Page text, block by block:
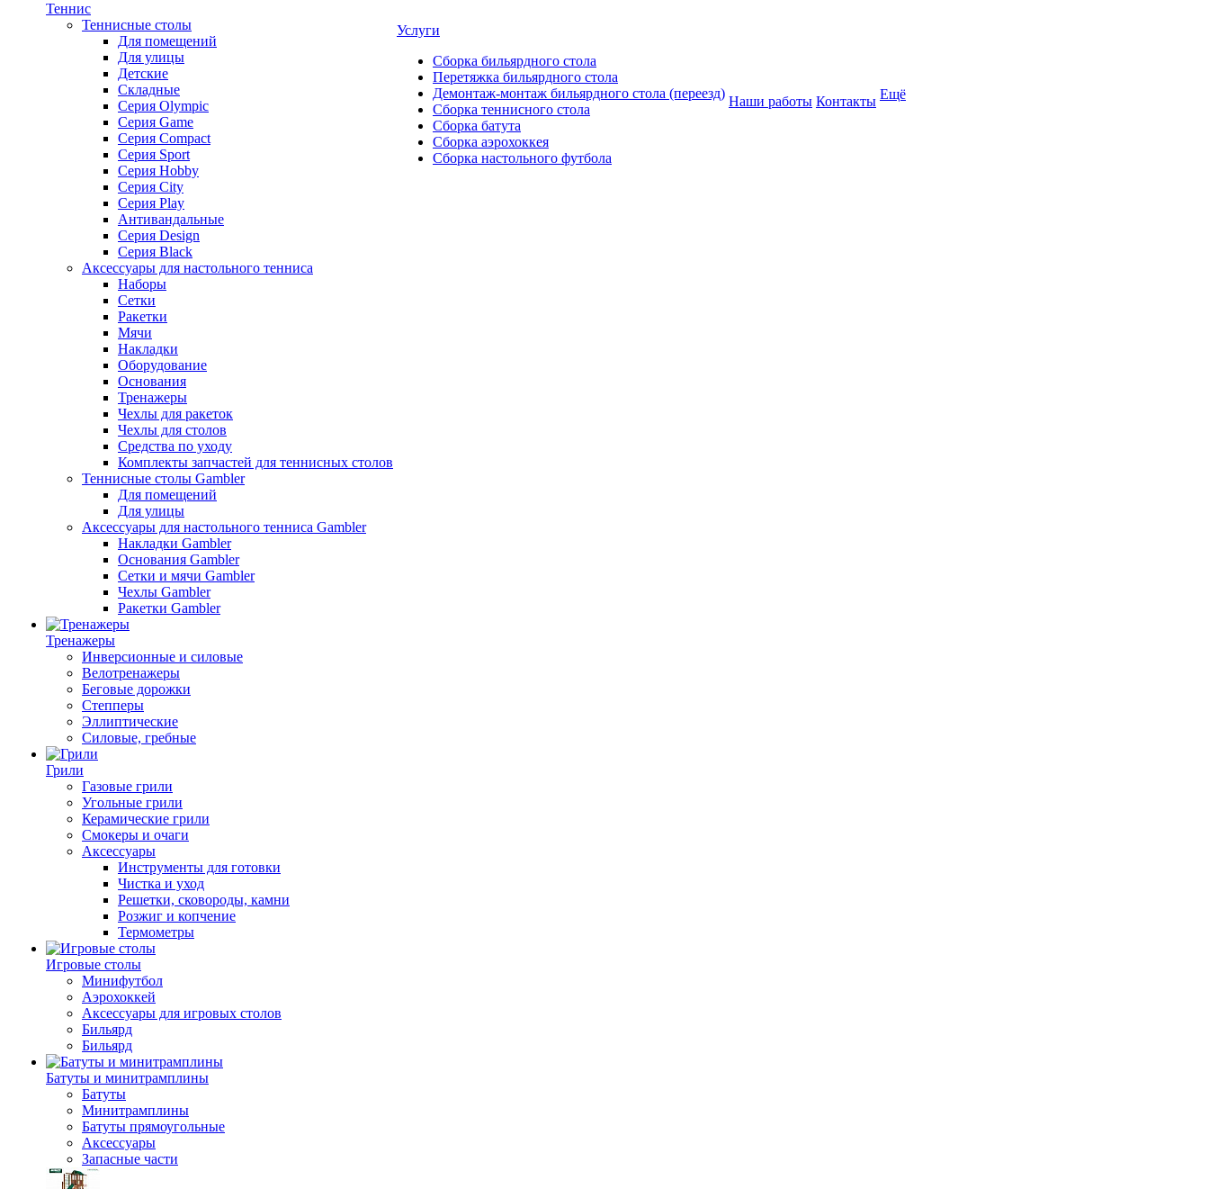
Теннис
Теннисные столы
Для помещений
Для улицы
Детские
Складные
Серия Olympic
Серия Game
Серия Compact
Серия Sport
Серия Hobby
Серия City
Серия Play
Антивандальные
Серия Design
Серия Black
Аксессуары для настольного тенниса
Наборы
Сетки
Ракетки
Мячи
Накладки
Оборудование
Основания
Тренажеры
Чехлы для ракеток
Чехлы для столов
Средства по уходу
Комплекты запчастей для теннисных столов
Теннисные столы Gambler
Для помещений
Для улицы
Аксессуары для настольного тенниса Gambler
Накладки Gambler
Основания Gambler
Сетки и мячи Gambler
Чехлы Gambler
Ракетки Gambler
Тренажеры
Инверсионные и силовые
Велотренажеры
Беговые дорожки
Степперы
Эллиптические
Силовые, гребные
Грили
Газовые грили
Угольные грили
Керамические грили
Смокеры и очаги
Аксессуары
Инструменты для готовки
Чистка и уход
Решетки, сковороды, камни
Розжиг и копчение
Термометры
Игровые столы
Минифутбол
Аэрохоккей
Аксессуары для игровых столов
Бильяpд
Бильяpд
Батуты и минитрамплины
Батуты
Минитрамплины
Батуты прямоугольные
Аксессуары
Запасные части
Услуги
Сборка бильярдного стола
Перетяжка бильярдного стола
Демонтаж-монтаж бильярдного стола (переезд)
Сборка теннисного стола
Сборка батута
Сборка аэрохоккея
Сборка настольного футбола
Наши работы Контакты Ещё